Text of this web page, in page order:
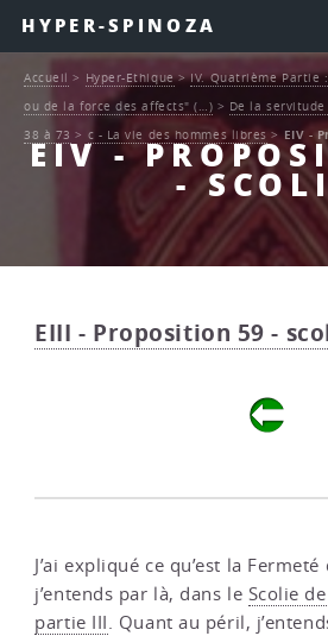
HYPER-SPINOZA
EIV -
-
Accueil > Hyper-Ethique>IV. Quatrième Partie
ou de la force des affects" (…) > De la
38 à 73 > c - La vie des hommes libres> EIV -
EIII - Proposition 59 -
J’ai expliqué ce qu’est la Fermeté
j’entends par là, dans le Scolie
partie III. Quant au péril,